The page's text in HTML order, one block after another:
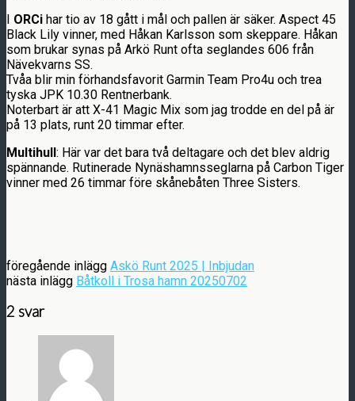
I ORCi har tio av 18 gått i mål och pallen är säker. Aspect 45
Black Lily vinner, med Håkan Karlsson som skeppare. Håkan
som brukar synas på Arkö Runt ofta seglandes 606 från
Nävekvarns SS.
Tvåa blir min förhandsfavorit Garmin Team Pro4u och trea
tyska JPK 10.30 Rentnerbank.
Noterbart är att X-41 Magic Mix som jag trodde en del på är
på 13 plats, runt 20 timmar efter.
Multihull: Här var det bara två deltagare och det blev aldrig
spännande. Rutinerade Nynäshamnsseglarna på Carbon Tiger
vinner med 26 timmar före skånebåten Three Sisters.
föregående inlägg Askö Runt 2025 | Inbjudan
nästa inlägg Båtkoll i Trosa hamn 20250702
2 svar